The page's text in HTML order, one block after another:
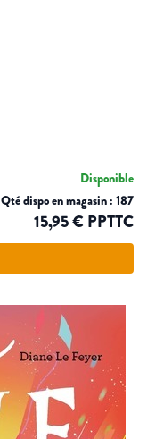
Disponible
Qté dispo en magasin : 187
15,95 € PPTTC